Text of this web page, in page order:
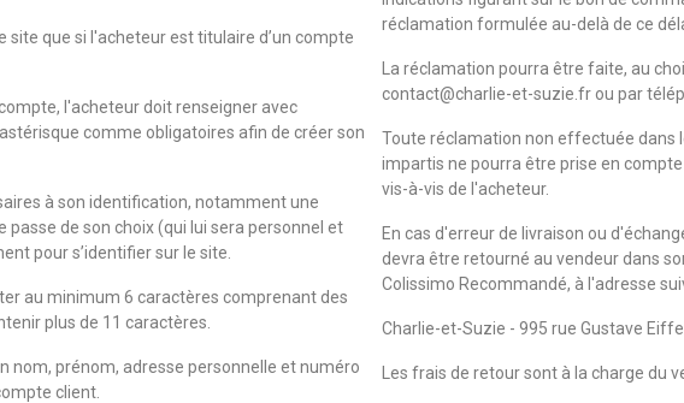
site que si l'acheteur est titulaire d’un compte
compte, l'acheteur doit renseigner avec
comme obligatoires afin de créer son
à son identification, notamment une
de son choix (qui lui sera personnel et
pour s’identifier sur le site.
au minimum 6 caractères comprenant des
plus de 11 caractères.
nom, prénom, adresse personnelle et numéro
client.
réclamation formulée au-delà de ce
La réclamation pourra être faite, au
contact@charlie-et-suzie.fr ou par
Toute réclamation non effectuée dans
impartis ne pourra être prise en
vis-à-vis de l'acheteur.
En cas d'erreur de livraison ou
devra être retourné au vendeur dans
Colissimo Recommandé, à l'adresse
Charlie-et-Suzie - 995 rue Gustave
Les frais de retour sont à la charge du